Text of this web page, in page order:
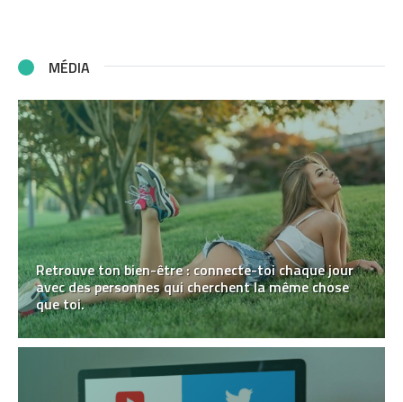
MÉDIA
Retrouve ton bien-être : connecte-toi chaque jour
avec des personnes qui cherchent la même chose
que toi.